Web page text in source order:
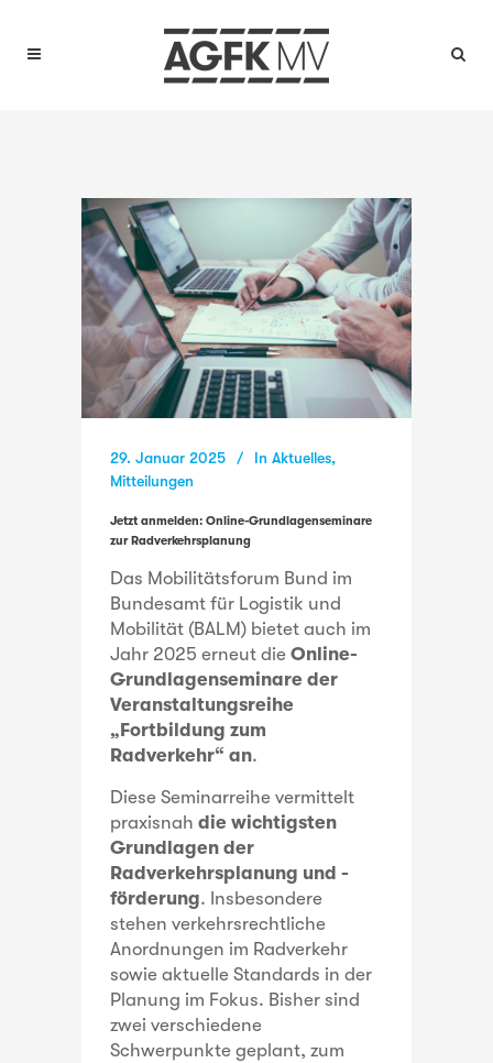
29. Januar 2025 In Aktuelles,
Mitteilungen
Jetzt anmelden: Online-Grundlagenseminare
zur Radverkehrsplanung
Das Mobilitätsforum Bund im
Bundesamt für Logistik und
Mobilität (BALM) bietet auch im
Jahr 2025 erneut die Online-
Grundlagenseminare der
Veranstaltungsreihe
„Fortbildung zum
Radverkehr“ an.
Diese Seminarreihe vermittelt
praxisnah die wichtigsten
Grundlagen der
Radverkehrsplanung und -
förderung. Insbesondere
stehen verkehrsrechtliche
Anordnungen im Radverkehr
sowie aktuelle Standards in der
Planung im Fokus. Bisher sind
zwei verschiedene
Schwerpunkte geplant, zum